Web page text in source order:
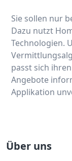
Sie sollen nur
Dazu nutzt
Technologien.
passt sich
Angebote
Applikation
Über uns